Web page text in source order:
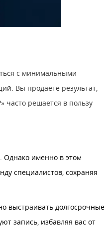
с минимальными
Вы продаете результат,
часто решается в пользу
Однако именно в этом
специалистов, сохраняя
выстраивать долгосрочные
запись, избавляя вас от